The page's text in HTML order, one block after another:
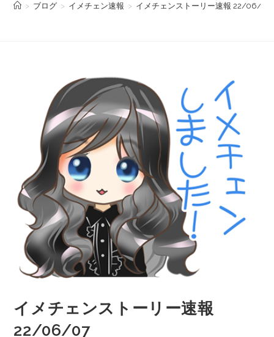
> ブログ > イメチェン速報 > イメチェンストーリー速報 22/06/07
イメチェンストーリー速報
22/06/07